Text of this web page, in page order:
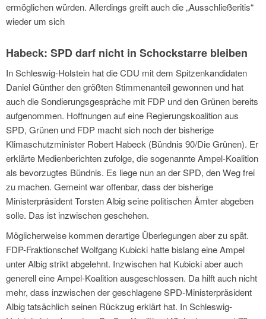
ermöglichen würden. Allerdings greift auch die „Ausschließeritis“
wieder um sich
Habeck: SPD darf nicht in Schockstarre bleiben
In Schleswig-Holstein hat die CDU mit dem Spitzenkandidaten
Daniel Günther den größten Stimmenanteil gewonnen und hat
auch die Sondierungsgespräche mit FDP und den Grünen bereits
aufgenommen. Hoffnungen auf eine Regierungskoalition aus
SPD, Grünen und FDP macht sich noch der bisherige
Klimaschutzminister Robert Habeck (Bündnis 90/Die Grünen). Er
erklärte Medienberichten zufolge, die sogenannte Ampel-Koalition
als bevorzugtes Bündnis. Es liege nun an der SPD, den Weg frei
zu machen. Gemeint war offenbar, dass der bisherige
Ministerpräsident Torsten Albig seine politischen Ämter abgeben
solle. Das ist inzwischen geschehen.
Möglicherweise kommen derartige Überlegungen aber zu spät.
FDP-Fraktionschef Wolfgang Kubicki hatte bislang eine Ampel
unter Albig strikt abgelehnt. Inzwischen hat Kubicki aber auch
generell eine Ampel-Koalition ausgeschlossen. Da hilft auch nicht
mehr, dass inzwischen der geschlagene SPD-Ministerpräsident
Albig tatsächlich seinen Rückzug erklärt hat. In Schleswig-